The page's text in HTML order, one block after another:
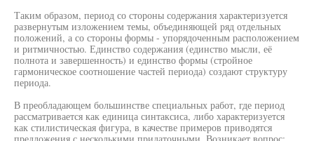
Таким образом, период со стороны содержания характеризуется
развернутым изложением темы, объединяющей ряд отдельных
положений, а со стороны формы - упорядоченным расположением
и ритмичностью. Единство содержания (единство мысли, её
полнота и завершенность) и единство формы (стройное
гармоническое соотношение частей периода) создают структуру
периода.
В преобладающем большинстве специальных работ, где период
рассматривается как единица синтаксиса, либо характеризуется
как стилистическая фигура, в качестве примеров приводятся